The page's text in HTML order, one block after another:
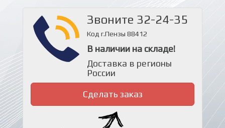
Звоните 32-24-35
Код г.Пензы 88412
В наличии на складе!
Доставка в регионы
России
Сделать заказ